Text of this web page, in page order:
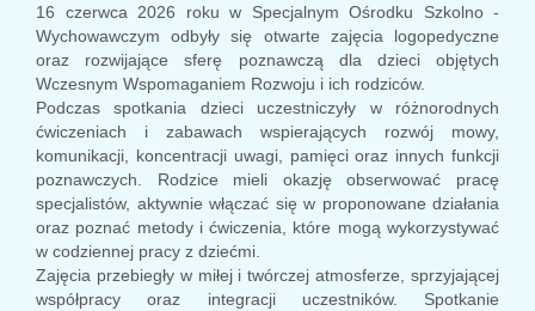
16 czerwca 2026 roku w Specjalnym Ośrodku Szkolno -
Wychowawczym odbyły się otwarte zajęcia logopedyczne
oraz rozwijające sferę poznawczą dla dzieci objętych
Wczesnym Wspomaganiem Rozwoju i ich rodziców.
Podczas spotkania dzieci uczestniczyły w różnorodnych
ćwiczeniach i zabawach wspierających rozwój mowy,
komunikacji, koncentracji uwagi, pamięci oraz innych funkcji
poznawczych. Rodzice mieli okazję obserwować pracę
specjalistów, aktywnie włączać się w proponowane działania
oraz poznać metody i ćwiczenia, które mogą wykorzystywać
w codziennej pracy z dziećmi.
Zajęcia przebiegły w miłej i twórczej atmosferze, sprzyjającej
współpracy oraz integracji uczestników. Spotkanie